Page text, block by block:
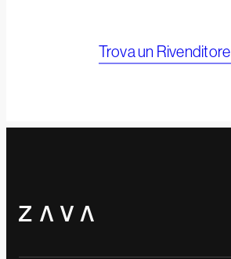
Trova un Rivenditore